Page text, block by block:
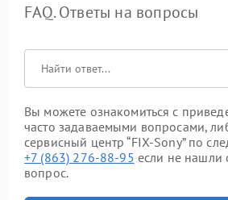
FAQ. Ответы на вопросы
Вы можете ознакомиться с
часто задаваемыми вопросами,
сервисный центр “FIX-Sony” по
+7 (863) 276-88-95 если не нашли
вопрос.